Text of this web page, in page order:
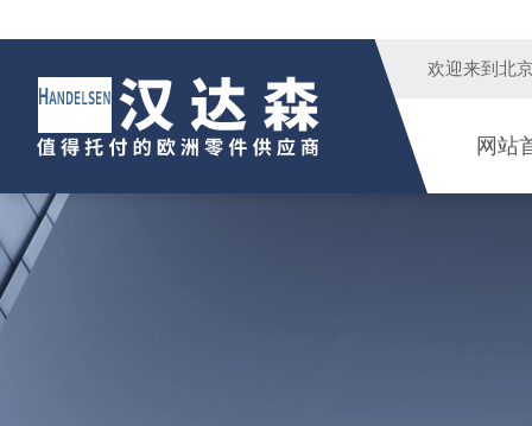
欢迎来到 北
网站